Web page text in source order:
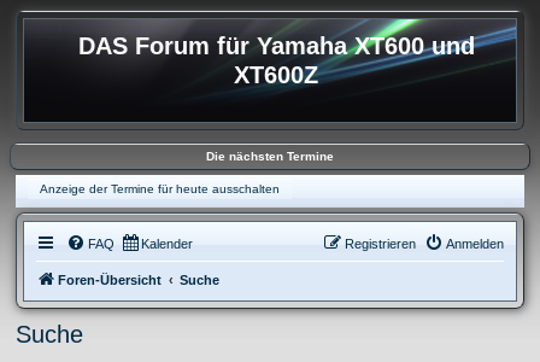
DAS Forum für Yamaha XT600 und
XT600Z
Die nächsten Termine
Anzeige der Termine für heute ausschalten
FAQ Kalender Anmelden
Registrieren
Foren-Übersicht Suche
Suche